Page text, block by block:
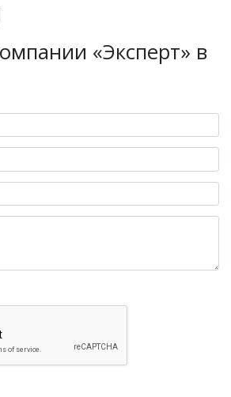
«Эксперт» в